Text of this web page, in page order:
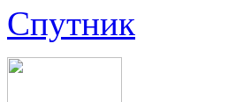
Спутник